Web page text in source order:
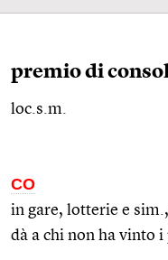
premio di
loc.s.m.
CO
in gare, lotterie e sim.
dà a chi non ha vinto